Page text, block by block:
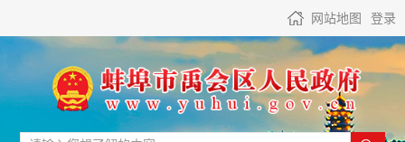
网站地图 登录